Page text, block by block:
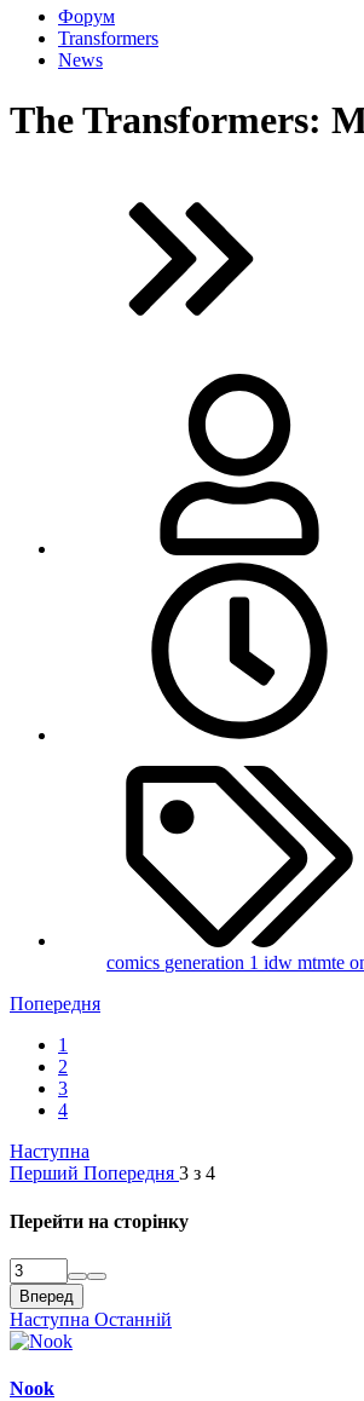
Форум
Transformers
News
The Transformers:
comics generation 1 idw mtmte
Попередня
1
2
3
4
Наступна
Перший Попередня 3 з 4
Перейти на сторінку
Вперед
Наступна Останній
Nook